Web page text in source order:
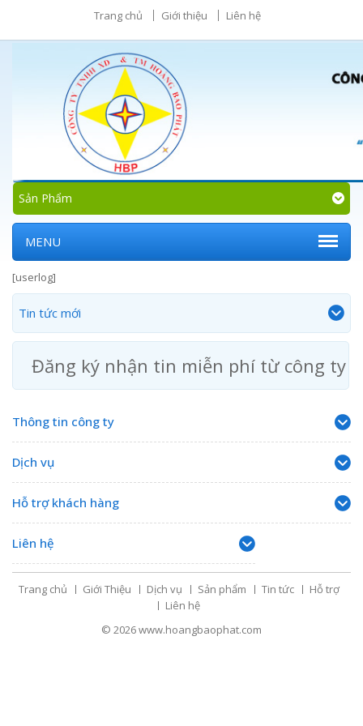
Trang chủ Giới thiệu Liên hệ
Sản Phẩm
MENU
[userlog]
Tin tức mới
Đăng ký nhận tin miễn phí từ công ty
Thông tin công ty
Dịch vụ
Hỗ trợ khách hàng
Liên hệ
Trang chủ Giới Thiệu Dịch vụ Sản phẩm Tin tức
Hỗ trợ
Liên hệ
© 2026www.hoangbaophat.com